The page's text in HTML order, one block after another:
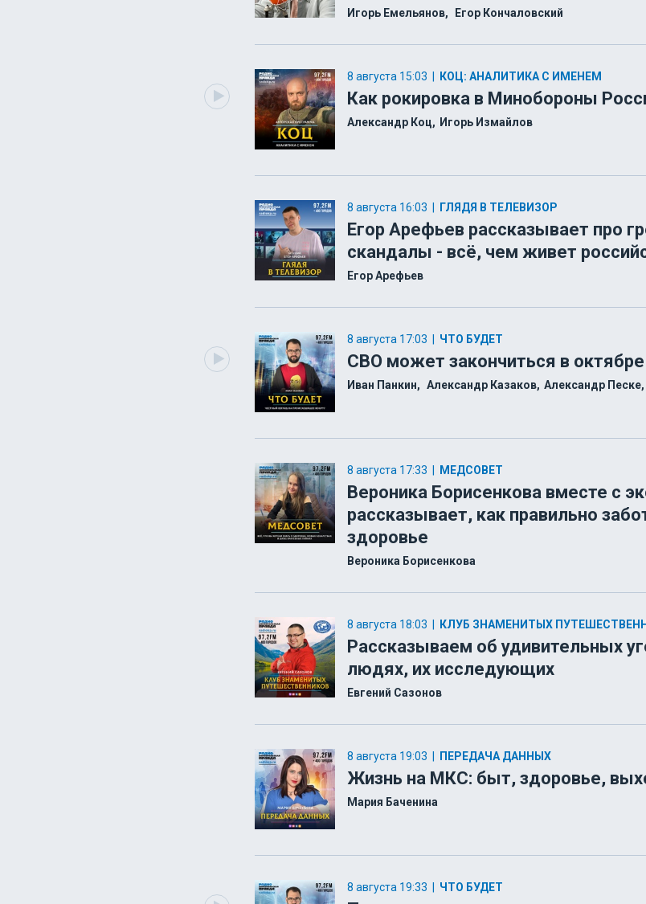
Игорь Емельянов Егор Кончаловский
8 августа 15:03 КОЦ: АНАЛИТИКА С ИМЕНЕМ
Как рокировка в Минобороны
Александр Коц Игорь Измайлов
8 августа 16:03 ГЛЯДЯ В ТЕЛЕВИЗОР
Егор Арефьев рассказывает про
скандалы - всё, чем живет
Егор Арефьев
8 августа 17:03 ЧТО БУДЕТ
СВО может закончиться в
Иван Панкин Александр Казаков Александр Песке
8 августа 17:33 МЕДСОВЕТ
Вероника Борисенкова вместе с
рассказывает, как правильно
здоровье
Вероника Борисенкова
8 августа 18:03 КЛУБ ЗНАМЕНИТЫХ
Рассказываем об удивительных
людях, их исследующих
Евгений Сазонов
8 августа 19:03 ПЕРЕДАЧА ДАННЫХ
Жизнь на МКС: быт, здоровье,
Мария Баченина
8 августа 19:33 ЧТО БУДЕТ